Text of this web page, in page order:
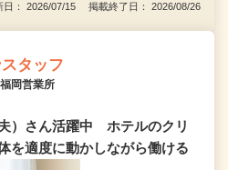
日： 2026/07/15 掲載終了日： 2026/08/26
タッフ
岡営業所
）さん活躍中 ホテルのクリ
を適度に動かしながら働ける